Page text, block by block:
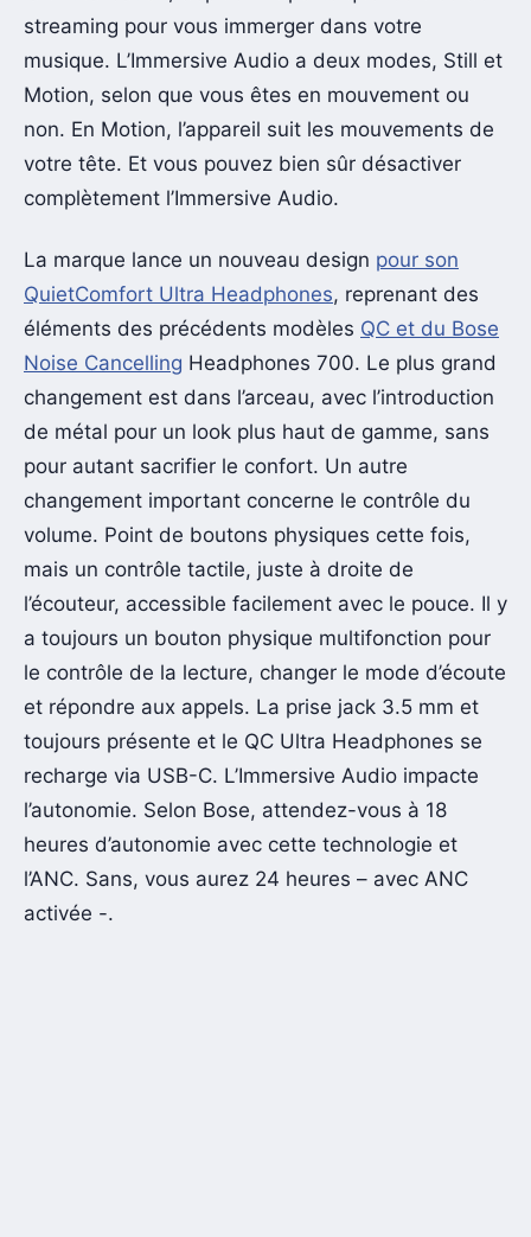
streaming pour vous immerger dans votre
musique. L’Immersive Audio a deux modes, Still et
Motion, selon que vous êtes en mouvement ou
non. En Motion, l’appareil suit les mouvements de
votre tête. Et vous pouvez bien sûr désactiver
complètement l’Immersive Audio.
La marque lance un nouveau design pour son
QuietComfort Ultra Headphones, reprenant des
éléments des précédents modèles QC et du Bose
Noise Cancelling Headphones 700. Le plus grand
changement est dans l’arceau, avec l’introduction
de métal pour un look plus haut de gamme, sans
pour autant sacrifier le confort. Un autre
changement important concerne le contrôle du
volume. Point de boutons physiques cette fois,
mais un contrôle tactile, juste à droite de
l’écouteur, accessible facilement avec le pouce. Il y
a toujours un bouton physique multifonction pour
le contrôle de la lecture, changer le mode d’écoute
et répondre aux appels. La prise jack 3.5 mm et
toujours présente et le QC Ultra Headphones se
recharge via USB-C. L’Immersive Audio impacte
l’autonomie. Selon Bose, attendez-vous à 18
heures d’autonomie avec cette technologie et
l’ANC. Sans, vous aurez 24 heures – avec ANC
activée -.